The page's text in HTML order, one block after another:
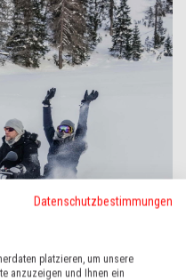
Datenschutzbestimmungen
platzieren, um unsere
anzuzeigen und Ihnen ein